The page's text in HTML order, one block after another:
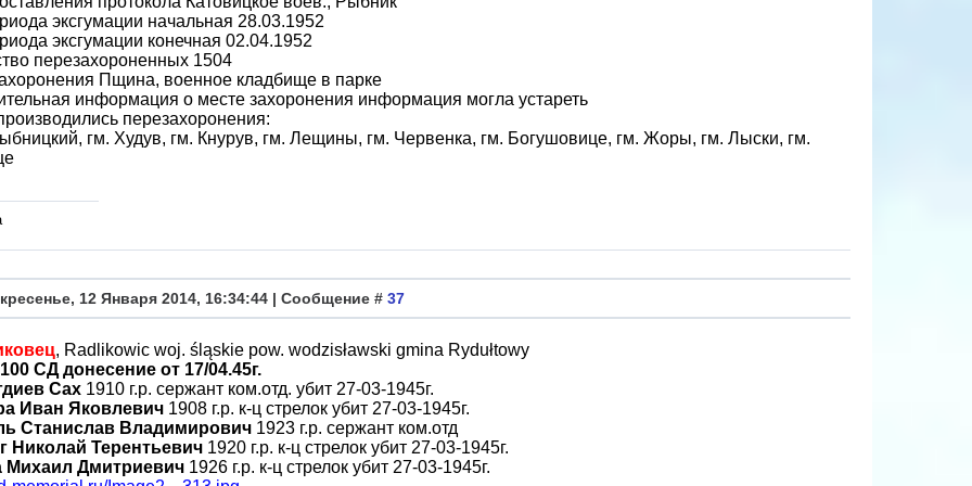
эксгумации начальная 28.03.1952
эксгумации конечная 02.04.1952
перезахороненных 1504
Пщина, военное кладбище в парке
информация о месте захоронения информация могла устареть
перезахоронения:
гм. Худув, гм. Кнурув, гм. Лещины, гм. Червенка, гм. Богушовице, гм. Жоры, гм. Лыски, гм.
12 Января 2014, 16:34:44 | Сообщение # 37
, Radlikowic woj. śląskie pow. wodzisławski gmina Rydułtowy
СД донесение от 17/04.45г.
Сах 1910 г.р. сержант ком.отд. убит 27-03-1945г.
Иван Яковлевич 1908 г.р. к-ц стрелок убит 27-03-1945г.
Станислав Владимирович 1923 г.р. сержант ком.отд
Николай Терентьевич 1920 г.р. к-ц стрелок убит 27-03-1945г.
Михаил Дмитриевич 1926 г.р. к-ц стрелок убит 27-03-1945г.